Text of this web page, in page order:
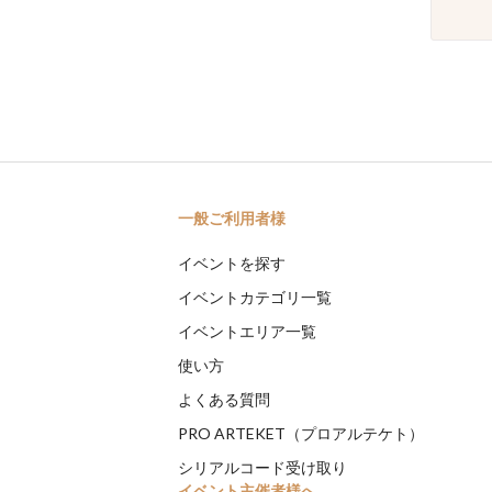
一般ご利用者様
イベントを探す
イベントカテゴリ一覧
イベントエリア一覧
使い方
よくある質問
PRO ARTEKET（プロアルテケト）
シリアルコード受け取り